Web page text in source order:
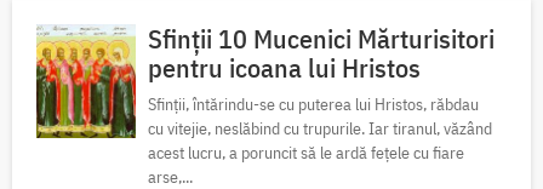
Sfinții 10 Mucenici Mărturisitori
pentru icoana lui Hristos
Sfinții, întărindu-se cu puterea lui Hristos, răbdau
cu vitejie, neslăbind cu trupurile. Iar tiranul, văzând
acest lucru, a poruncit să le ardă fețele cu fiare
arse,...